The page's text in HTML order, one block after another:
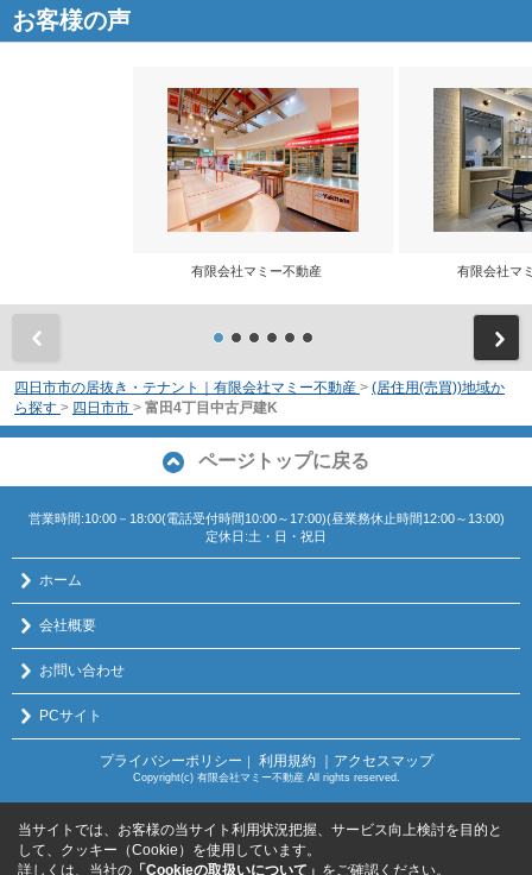
お客様の声
有限会社マミー不動産 有限会社
四日市市の居抜き・テナント｜有限会社マミー不動産 > (居住用(売買))地域か
ら探す > 四日市市 > 富田4丁目中古戸建K
ページトップに戻る
営業時間:10:00－18:00(電話受付時間10:00～17:00)(昼業務休止時間12:00～13:00)
定休日:土・日・祝日
ホーム
会社概要
お問い合わせ
PCサイト
プライバシーポリシー 利用規約 ｜アクセスマップ
Copyright(c) 有限会社マミー不動産 All rights reserved.
当サイトでは、お客様の当サイト利用状況把握、サービス向上検討を目的と
して、クッキー（Cookie）を使用しています。
詳しくは、当社の 「Cookieの取扱いについて」 をご確認ください。